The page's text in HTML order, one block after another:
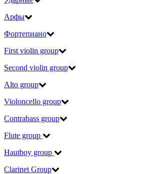
Арфы
Фортепиано
First violin group
Second violin group
Alto group
Violoncello group
Contrabass group
Flute group
Hautboy group
Clarinet Group